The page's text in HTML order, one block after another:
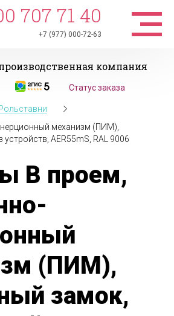
707 71 40
+7 (977) 000-72-63
компания
Статус заказа
механизм (ПИМ),
AER55mS, RAL 9006
В проем,
(ПИМ),
замок,